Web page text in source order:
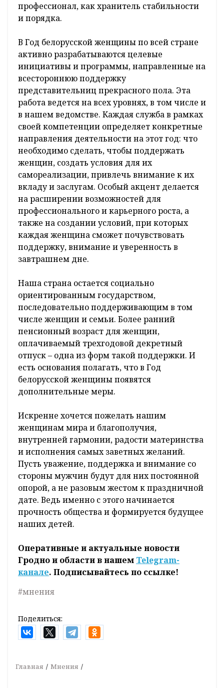
профессионал, как хранитель стабильности
и порядка.
В Год белорусской женщины по всей стране
активно разрабатываются целевые
инициативы и программы, направленные на
всестороннюю поддержку
представительниц прекрасного пола. Эта
работа ведется на всех уровнях, в том числе и
в нашем ведомстве. Каждая служба в рамках
своей компетенции определяет конкретные
направления деятельности на этот год: что
необходимо сделать, чтобы поддержать
женщин, создать условия для их
самореализации, привлечь внимание к их
вкладу и заслугам. Особый акцент делается
на расширении возможностей для
профессионального и карьерного роста, а
также на создании условий, при которых
каждая женщина сможет почувствовать
поддержку, внимание и уверенность в
завтрашнем дне.
Наша страна остается социально
ориентированным государством,
последовательно поддерживающим в том
числе женщин и семьи. Более ранний
пенсионный возраст для женщин,
оплачиваемый трехгодовой декретный
отпуск – одна из форм такой поддержки. И
есть основания полагать, что в Год
белорусской женщины появятся
дополнительные меры.
Искренне хочется пожелать нашим
женщинам мира и благополучия,
внутренней гармонии, радости материнства
и исполнения самых заветных желаний.
Пусть уважение, поддержка и внимание со
стороны мужчин будут для них постоянной
опорой, а не разовым жестом к праздничной
дате. Ведь именно с этого начинается
прочность общества и формируется будущее
наших детей.
Оперативные и актуальные новости
Гродно и области в нашем Telegram-
канале. Подписывайтесь по ссылке!
#мнения
Поделиться:
Главная Мнения